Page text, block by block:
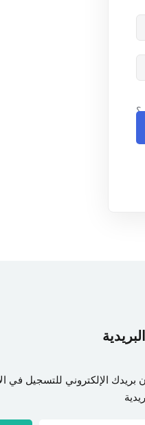
بريدك الإلكتروني للتسجيل في